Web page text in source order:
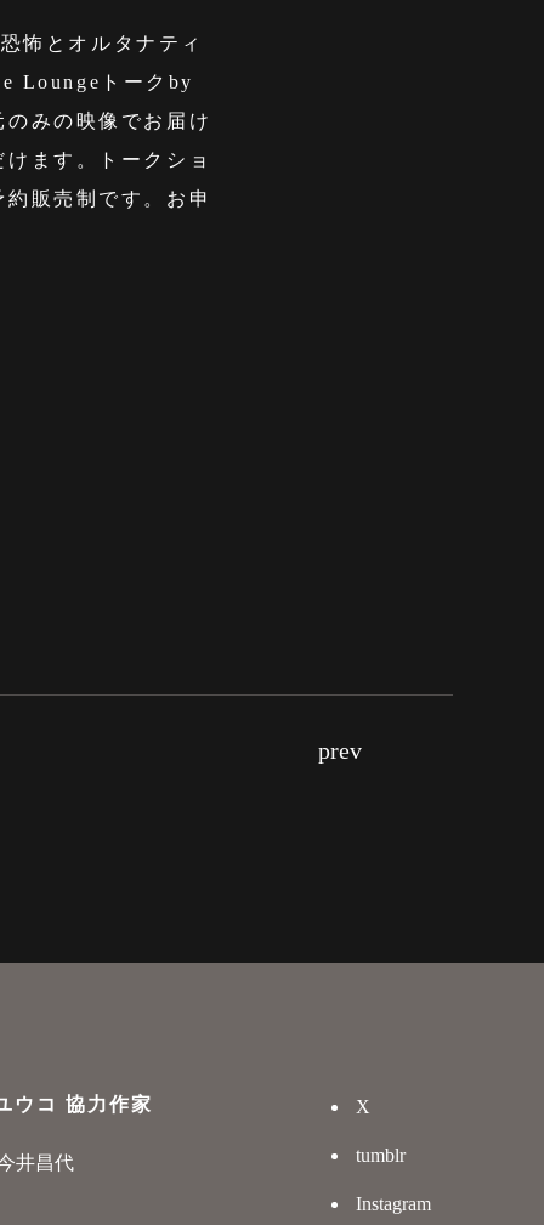
怖とオルタナティ
Loungeトークby
みの映像でお届け
ます。トークショ
販売制です。お申
prev
ウコ 協力作家
井昌代
X
tumblr
Instagram